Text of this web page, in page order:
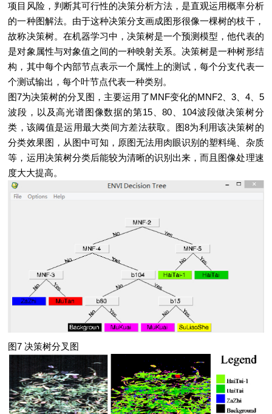
项目风险，判断其可行性的决策分析方法，是直观运用概率分析
的一种图解法。由于这种决策分支画成图形很像一棵树的枝干，
故称决策树。在机器学习中，决策树是一个预测模型，他代表的
是对象属性与对象值之间的一种映射关系。决策树是一种树形结
构，其中每个内部节点表示一个属性上的测试，每个分支代表一
个测试输出，每个叶节点代表一种类别。
图7为决策树的分叉图，主要运用了MNF变化的MNF2、3、4、5
波段，以及高光谱图像数据的第15、80、104波段做决策树分
类，该阈值是运用最大类间方差法获取。图8为利用该决策树的
分类效果图，从图中可知，原图无法用肉眼识别的塑料绳、杂质
等，运用决策树分类后能较为清晰的识别出来，而且图像处理速
度大大提高。
图7 决策树分叉图